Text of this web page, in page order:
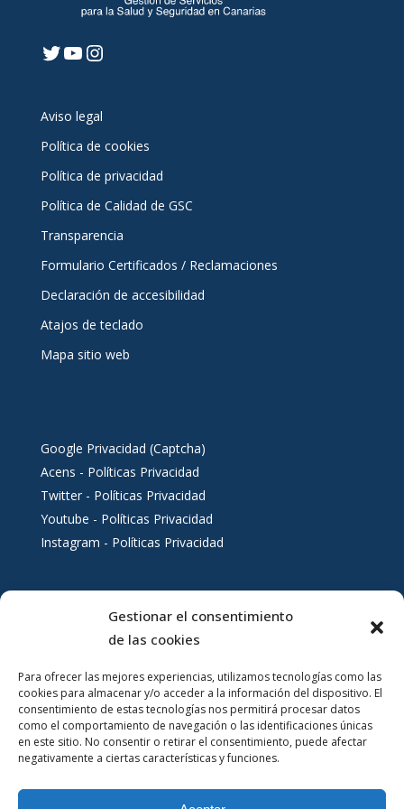
Gestionar el consentimiento
de las cookies
Para ofrecer las mejores experiencias, utilizamos tecnologías como las
cookies para almacenar y/o acceder a la información del dispositivo. El
consentimiento de estas tecnologías nos permitirá procesar datos
como el comportamiento de navegación o las identificaciones únicas
en este sitio. No consentir o retirar el consentimiento, puede afectar
negativamente a ciertas características y funciones.
Twitter
YouTube
Instagram
Aviso legal
Política de cookies
Política de privacidad
Política de Calidad de GSC
Transparencia
Formulario Certificados / Reclamaciones
Declaración de accesibilidad
Atajos de teclado
Mapa sitio web
Google Privacidad (Captcha)
Acens - Políticas Privacidad
Twitter - Políticas Privacidad
Youtube - Políticas Privacidad
Instagram - Políticas Privacidad
Servicios al ciudadano